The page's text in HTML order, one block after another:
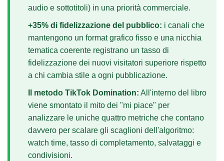
audio e sottotitoli) in una priorità commerciale.
+35% di fidelizzazione del pubblico: i canali che
mantengono un format grafico fisso e una nicchia
tematica coerente registrano un tasso di
fidelizzazione dei nuovi visitatori superiore rispetto
a chi cambia stile a ogni pubblicazione.
Il metodo TikTok Domination: All'interno del libro
viene smontato il mito dei "mi piace" per
analizzare le uniche quattro metriche che contano
davvero per scalare gli scaglioni dell'algoritmo:
watch time, tasso di completamento, salvataggi e
condivisioni.